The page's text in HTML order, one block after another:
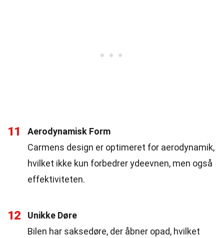
11
Aerodynamisk Form
Carmens design er optimeret for aerodynamik,
hvilket ikke kun forbedrer ydeevnen, men også
effektiviteten.
12
Unikke Døre
Bilen har saksedøre, der åbner opad, hvilket